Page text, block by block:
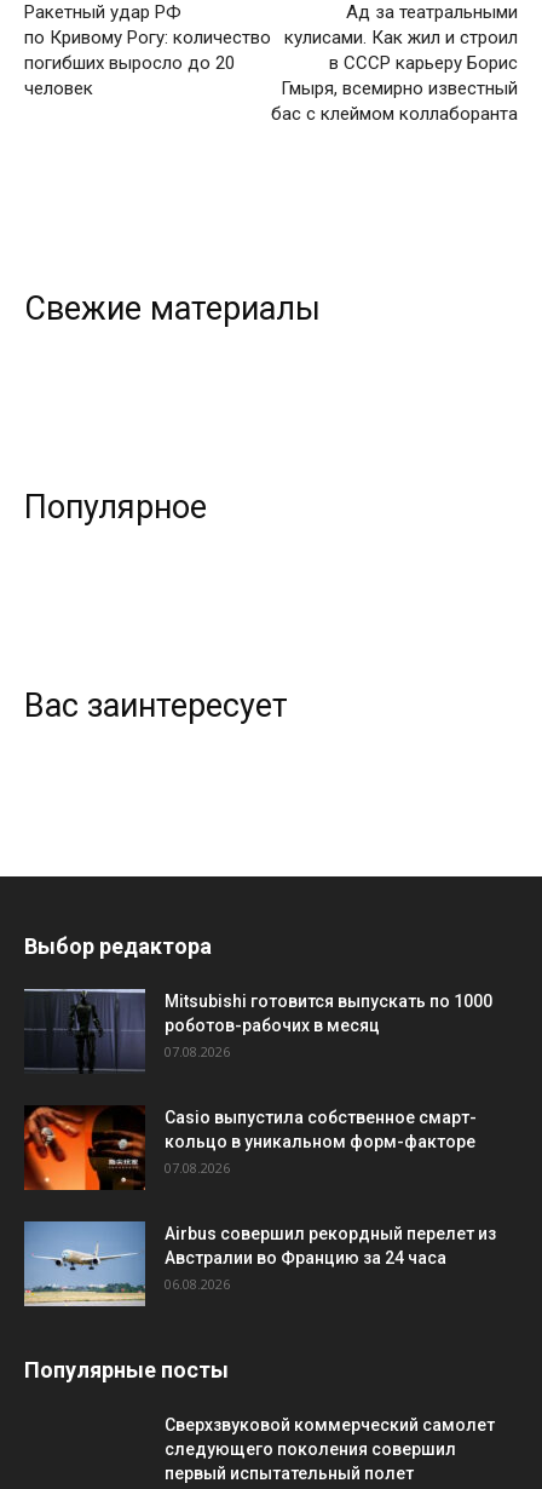
Ракетный удар РФ
по Кривому Рогу: количество
погибших выросло до 20
человек
Ад за театральными
кулисами. Как жил и строил
в СССР карьеру Борис
Гмыря, всемирно известный
бас с клеймом коллаборанта
Свежие материалы
Популярное
Вас заинтересует
Выбор редактора
Mitsubishi готовится выпускать по 1000
роботов-рабочих в месяц
07.08.2026
Casio выпустила собственное смарт-
кольцо в уникальном форм-факторе
07.08.2026
Airbus совершил рекордный перелет из
Австралии во Францию за 24 часа
06.08.2026
Популярные посты
Сверхзвуковой коммерческий самолет
следующего поколения совершил
первый испытательный полет